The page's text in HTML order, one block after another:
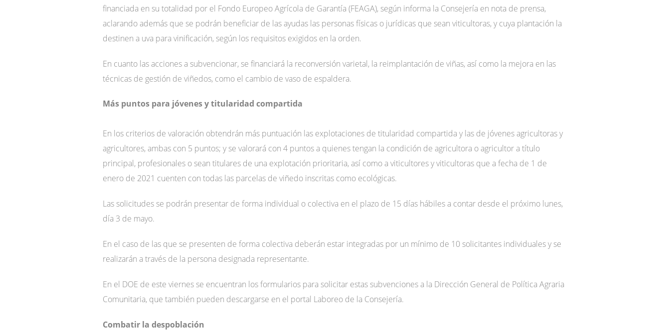
financiada en su totalidad por el Fondo Europeo Agrícola de Garantía (FEAGA), según informa la Consejería en nota de prensa,
aclarando además que se podrán beneficiar de las ayudas las personas físicas o jurídicas que sean viticultoras, y cuya plantación la
destinen a uva para vinificación, según los requisitos exigidos en la orden.
En cuanto las acciones a subvencionar, se financiará la reconversión varietal, la reimplantación de viñas, así como la mejora en las
técnicas de gestión de viñedos, como el cambio de vaso de espaldera.
Más puntos para jóvenes y titularidad compartida
En los criterios de valoración obtendrán más puntuación las explotaciones de titularidad compartida y las de jóvenes agricultoras y
agricultores, ambas con 5 puntos; y se valorará con 4 puntos a quienes tengan la condición de agricultora o agricultor a título
principal, profesionales o sean titulares de una explotación prioritaria, así como a viticultores y viticultoras que a fecha de 1 de
enero de 2021 cuenten con todas las parcelas de viñedo inscritas como ecológicas.
Las solicitudes se podrán presentar de forma individual o colectiva en el plazo de 15 días hábiles a contar desde el próximo lunes,
día 3 de mayo.
En el caso de las que se presenten de forma colectiva deberán estar integradas por un mínimo de 10 solicitantes individuales y se
realizarán a través de la persona designada representante.
En el DOE de este viernes se encuentran los formularios para solicitar estas subvenciones a la Dirección General de Política Agraria
Comunitaria, que también pueden descargarse en el portal Laboreo de la Consejería.
Combatir la despoblación